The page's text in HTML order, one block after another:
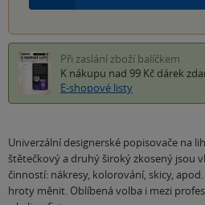
Při zaslání zboží balíčkem
K nákupu nad 99 Kč dárek
E-shopové listy
Univerzální designerské popisovače na
štětečkový a druhý široký zkosený jsou
činností: nákresy, kolorování, skicy,
hroty měnit. Oblíbená volba i mezi